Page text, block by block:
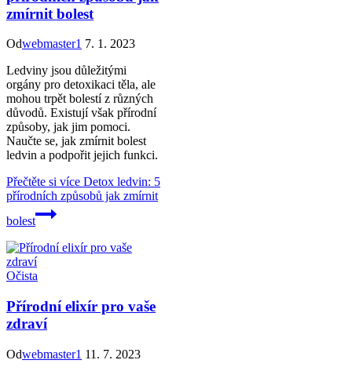
zmírnit bolest
Odwebmaster1 7. 1. 2023
Ledviny jsou důležitými
orgány pro detoxikaci těla, ale
mohou trpět bolestí z různých
důvodů. Existují však přírodní
způsoby, jak jim pomoci.
Naučte se, jak zmírnit bolest
ledvin a podpořit jejich funkci.
Přečtěte si více Detox ledvin: 5
přírodních způsobů jak zmírnit
bolest
Očista
Přírodní elixír pro vaše
zdraví
Odwebmaster1 11. 7. 2023